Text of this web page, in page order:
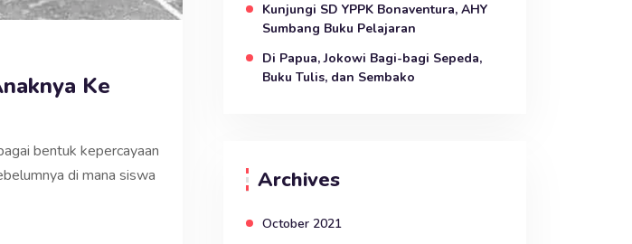
Ke
bentuk kepercayaan
di mana siswa
Kunjungi SD YPPK Bonaventura, AHY
Sumbang Buku Pelajaran
Di Papua, Jokowi Bagi-bagi Sepeda,
Buku Tulis, dan Sembako
Archives
October 2021